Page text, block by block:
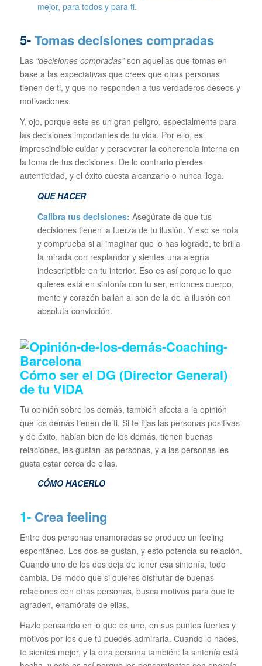
mejor, para todos y para ti.
5-Tomas decisiones compradas
Las “decisiones compradas”son aquellas que tomas en
base a las expectativas que crees que otras personas
tienen de ti, y que no responden a tus verdaderos deseos y
motivaciones.
Y, ojo, porque este es un gran peligro, especialmente para
las decisiones importantes de tu vida. Por ello, es
imprescindible cuidar y perseverar la coherencia interna en
la toma de tus decisiones. De lo contrario pierdes
autenticidad, y el éxito cuesta alcanzarlo o nunca llega.
QUE HACER
Calibra tus decisiones: Asegúrate de que tus
decisiones tienen la fuerza de tu ilusión. Y eso se nota
y comprueba si al imaginar que lo has logrado, te brilla
la mirada con resplandor y sientes una alegría
indescriptible en tu interior. Eso es así porque lo que
quieres está en sintonía con tu ser, entonces cuerpo,
mente y corazón bailan al son de la de la ilusión con
absoluta convicción.
Cómo ser el DG (Director General)
de tu VIDA
Tu opinión sobre los demás, también afecta a la opinión
que los demás tienen de ti. Si te fijas las personas positivas
y de éxito, hablan bien de los demás, tienen buenas
relaciones, les gustan las personas, y a las personas les
gusta estar cerca de ellas.
CÓMO HACERLO
1-Crea feeling
Entre dos personas enamoradas se produce un feeling
espontáneo. Los dos se gustan, y esto potencia su relación.
Cuando uno de los dos deja de tener esa sintonía, todo
cambia. De modo que si quieres disfrutar de buenas
relaciones con otras personas, busca motivos para que te
agraden, enamórate de ellas.
Hazlo pensando en lo que os une, en sus puntos fuertes y
motivos por los que tú puedes admirarla. Cuando lo haces,
te sientes mejor, y la otra persona también: la sintonía está